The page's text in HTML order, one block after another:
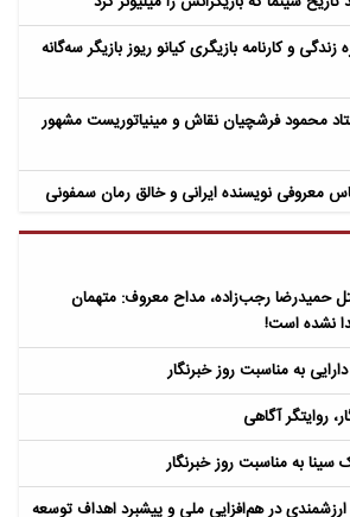
زندگی و کارنامه بازیگری کیانو ریوز بازیگر سه‌گانه
محمود فرشچیان نقاش و مینیاتوریست مشهور
معروفی نویسنده ایرانی و خالق رمان سمفونی
حمیدرضا رجب‌زاده، مداح معروف: متهمان
نشده است!
به مناسبت روز خبرنگار
روایتگر آگاهی
سینا به مناسبت روز خبرنگار
در هم‌افزایی ملی و پیشبرد اهداف توسعه